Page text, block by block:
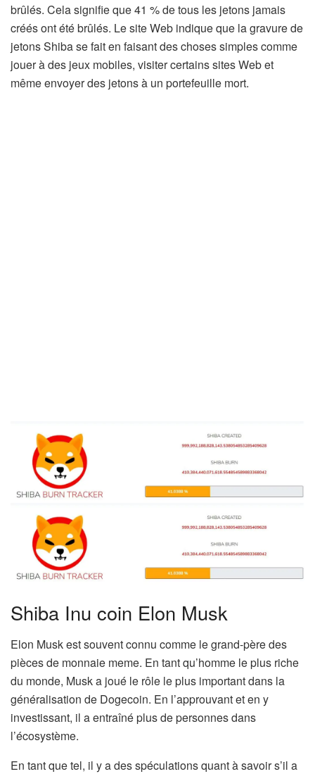
brûlés. Cela signifie que 41 % de tous les jetons jamais
créés ont été brûlés. Le site Web indique que la gravure de
jetons Shiba se fait en faisant des choses simples comme
jouer à des jeux mobiles, visiter certains sites Web et
même envoyer des jetons à un portefeuille mort.
Shiba Inu coin Elon Musk
Elon Musk est souvent connu comme le grand-père des
pièces de monnaie meme. En tant qu’homme le plus riche
du monde, Musk a joué le rôle le plus important dans la
généralisation de Dogecoin. En l’approuvant et en y
investissant, il a entraîné plus de personnes dans
l’écosystème.
En tant que tel, il y a des spéculations quant à savoir s’il a